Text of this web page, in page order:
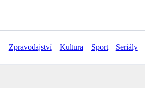
Zpravodajství Kultura Sport Seriály